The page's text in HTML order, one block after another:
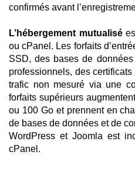
confirmés avant
L’hébergement mutualisé
ou cPanel. Les forfaits
SSD, des bases de
professionnels, des
trafic non mesuré via une
forfaits supérieurs
ou 100 Go et prennent en
de bases de données et de
WordPress et Joomla est
cPanel.